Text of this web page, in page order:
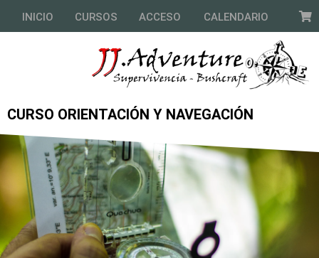
INICIO CURSOS ACCESO CALENDARIO
CURSO ORIENTACIÓN Y NAVEGACIÓN